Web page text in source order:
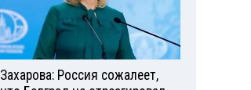
Захарова: Россия сожалеет,